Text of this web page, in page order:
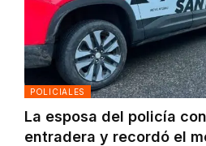
POLICIALES
La esposa del policía
entradera y recordó el